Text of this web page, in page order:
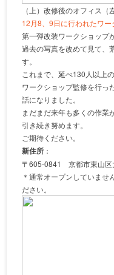
（上）改修後のオフィス
12月8、9日に行われたワー
第一弾改装ワークショップ
過去の写真を改めて見て、
す。
これまで、延べ130人以上
ワークショップ監修を行っ
話になりました。
まだまだ来年も多くの作業
引き続き努めます。
ご期待ください。
新住所 ：
〒605-0841 京都市東山区
＊通常オープンしていませ
ださい。